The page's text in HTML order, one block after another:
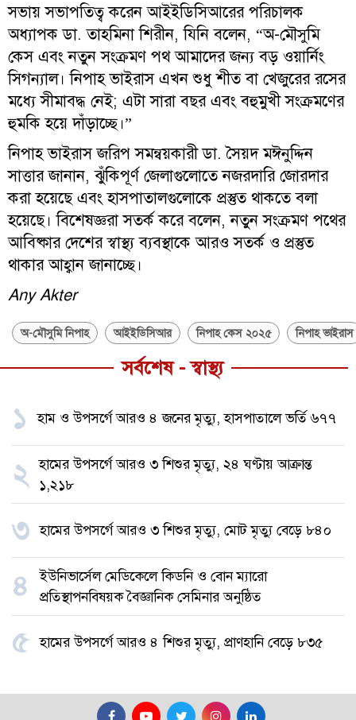
সভায় সভাপতিত্ব করেন আইইডিসিআরের পরিচালক
অধ্যাপক ডা. তাহমিনা শিরীন, যিনি বলেন, “অ-মৌসুমি
কেস এবং নতুন সংক্রমণ পথ আমাদের জন্য বড় ওয়ার্নিং
সিগন্যাল। নিপাহ ভাইরাস এখন শুধু শীত বা খেজুরের রসের
মধ্যে সীমাবদ্ধ নেই; এটা সারা বছর এবং বহুমুখী সংক্রমণের
হুমকি হয়ে দাঁড়াচ্ছে।”
নিপাহ ভাইরাস জরিপ সমন্বয়কারী ডা. সৈয়দ মঈনুদ্দিন
সাত্তার জানান, ঝুঁকিপূর্ণ জেলাগুলোতে নজরদারি জোরদার
করা হয়েছে এবং হাসপাতালগুলোকে প্রস্তুত থাকতে বলা
হয়েছে। বিশেষজ্ঞরা সতর্ক করে বলেন, নতুন সংক্রমণ পথের
আবিষ্কার দেশের স্বাস্থ্য ব্যবস্থাকে আরও সতর্ক ও প্রস্তুত
থাকার আহ্বান জানাচ্ছে।
Any Akter
অ-মৌসুমি নিপাহ আইইডিসিআর নিপাহ কেস ২০২৫ নিপাহ ভাইরাস
সর্বশেষ - স্বাস্থ্য
১ হাম ও উপসর্গে আরও ৪ জনের মৃত্যু, হাসপাতালে ভর্তি ৬৭৭
২ হামের উপসর্গে আরও ৩ শিশুর মৃত্যু, ২৪ ঘণ্টায় আক্রান্ত
১,২১৮
৩ হামের উপসর্গে আরও ৩ শিশুর মৃত্যু, মোট মৃত্যু বেড়ে ৮৪০
৪
ইউনিভার্সেল মেডিকেলে কিডনি ও বোন ম্যারো
প্রতিস্থাপনবিষয়ক বৈজ্ঞানিক সেমিনার অনুষ্ঠিত
৫ হামের উপসর্গে আরও ৪ শিশুর মৃত্যু, প্রাণহানি বেড়ে ৮৩৫